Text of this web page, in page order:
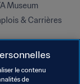
Museum
& Carrières
le contenu
de